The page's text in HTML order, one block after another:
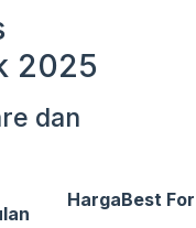
2025
dan
HargaBest For